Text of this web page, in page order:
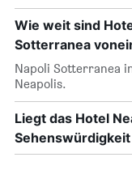
Wie weit sind
Sotterranea
Napoli Sotterranea
Neapolis.
Liegt das Hotel
Sehenswürdigkeit